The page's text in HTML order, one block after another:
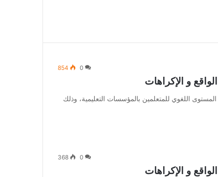
0
854
و الإكراهات
اللغوي للمتعلمين بالمؤسسات التعليمية، وذلك
0
368
و الإكراهات